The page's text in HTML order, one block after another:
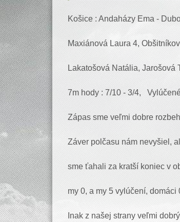
Košice : Andaházy Ema -
Maxiánová Laura 4,
Lakatošová Natália, Jarošová
7m hody : 7/10 - 3/4,
Zápas sme veľmi dobre
Záver polčasu nám nevyšiel,
sme ťahali za kratší koniec v
my 0, a my 5 vylúčení, domáci
Inak z našej strany veľmi